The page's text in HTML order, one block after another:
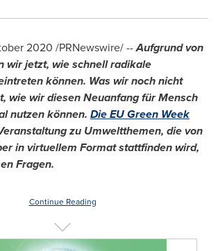
2020 /PRNewswire/ --Aufgrund von
wir jetzt, wie schnell radikale
können. Was wir noch nicht
wie wir diesen Neuanfang für Mensch
nutzen können. Die EU Green Week
zu Umweltthemen, die von
in virtuellem Format stattfinden wird,
Fragen.
Continue Reading